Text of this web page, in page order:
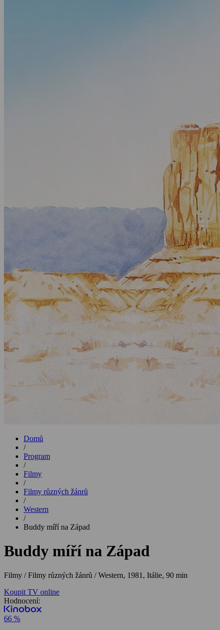
Domů
/
Program
/
Filmy
/
Filmy různých žánrů
/
Western
/
Buddy míří na Západ
Buddy míří na Západ
Filmy / Filmy různých žánrů / Western, 1981, Itálie, 90 min
Koupit TV online
Hodnocení:
66 %